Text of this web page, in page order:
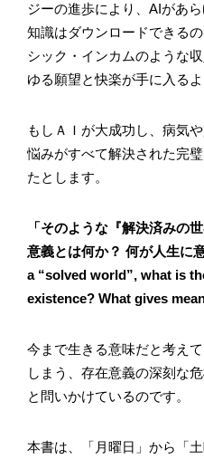
ジーの進歩により、AIがあ
知識はダウンロードできる
シック・インカムのような
ゆる願望と快楽が手に入るよ
もしＡＩが大成功し、病気
悩みがすべて解決された完
たとします。
「そのような『解決済みの
意義とは何か？ 何が人生に
a “solved world”, what is
existence? What gives
今まで生きる意味だと考え
しまう、存在意義の深刻な
と問いかけているのです。
本書は、「月曜日」から「